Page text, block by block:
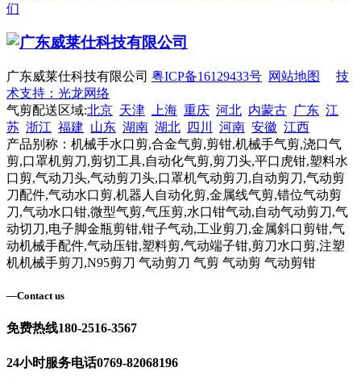
们
广东威莱仕科技有限公司 粤ICP备16129433号 网站地图
技
术支持：光龙网络
气剪配送区域:北京 天津 上海 重庆 河北 内蒙古 广东 江
苏 浙江 福建 山东 湖南 湖北 四川 河南 安徽 江西
产品别称：机械手水口剪,合金气剪,剪钳,机械手气剪,浇口气
剪,口罩机剪刀,剪切工具,自动化气剪,剪刀头,平口虎钳,塑料水
口剪,气动刀头,气动剪刀头,口罩机气动剪刀,自动剪刀,气动剪
刀配件,气动水口剪,机器人自动化剪,金属线气剪,错位气动剪
刀,气动水口钳,微型气剪,气压剪,水口钳气动,自动气动剪刀,气
动切刀,电子脚金瓶剪钳,钳子气动,工业剪刀,金属斜口剪钳,气
动机械手配件,气动压钳,塑料剪,气动端子钳,剪刀水口剪,注塑
机机械手剪刀,N95剪刀 气动剪刀 气剪 气动剪 气动剪钳
—Contact us
免费热线180-2516-3567
24小时服务电话0769-82068196